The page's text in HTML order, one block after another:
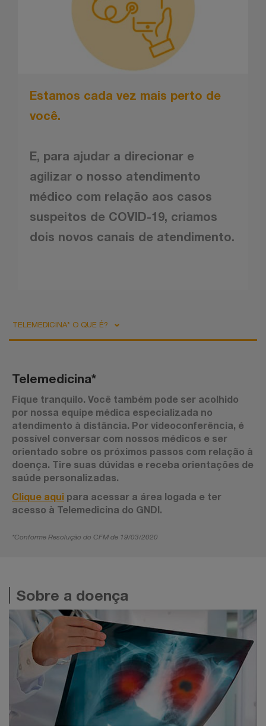
Estamos cada vez mais perto de
você.
E, para ajudar a direcionar e
agilizar o nosso atendimento
médico com relação aos casos
suspeitos de COVID-19, criamos
dois novos canais de atendimento.
TELEMEDICINA* O QUE É?
Telemedicina*
Fique tranquilo. Você também pode ser acolhido
por nossa equipe médica especializada no
atendimento à distância. Por videoconferência, é
possível conversar com nossos médicos e ser
orientado sobre os próximos passos com relação à
doença. Tire suas dúvidas e receba orientações de
saúde personalizadas.
Clique aqui para acessar a área logada e ter
acesso à Telemedicina do GNDI.
*Conforme Resolução do CFM de 19/03/2020
Sobre a doença